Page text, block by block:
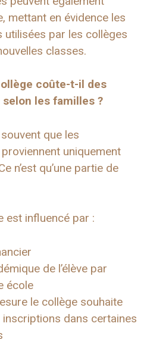
mettant en évidence les
par les collèges
classes.
coûte-t-il des
les familles ?
que les
uniquement
n’est qu’une partie de
est influencé par :
de l’élève par
école
le collège souhaite
inscriptions dans certaines